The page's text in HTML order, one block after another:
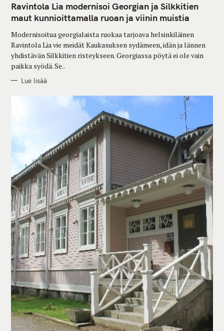
T
E
G
O
I
E
S
Ravintola Lia modernisoi Georgian ja Silkkitien
maut kunnioittamalla ruoan ja viinin muistia
Modernisoitua georgialaista ruokaa tarjoava helsinkiläinen
Ravintola Lia vie meidät Kaukasuksen sydämeen, idän ja lännen
yhdistävän Silkkitien risteykseen. Georgiassa pöytä ei ole vain
paikka syödä. Se..
Lue lisää